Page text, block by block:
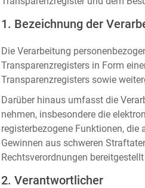
1. Bezeichnung der
Die Verarbeitung
Transparenzregisters in Form
Transparenzregisters sowie
Darüber hinaus umfasst die
nehmen, insbesondere die
registerbezogene Funktionen, die
Gewinnen aus schweren
Rechtsverordnungen
2. Verantwortlicher